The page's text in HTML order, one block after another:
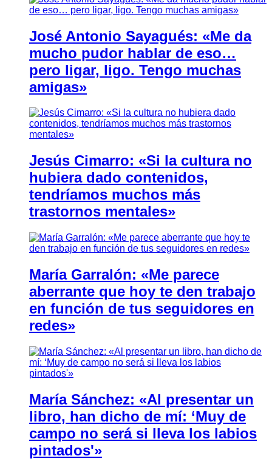
José Antonio Sayagués: «Me da
mucho pudor hablar de eso…
pero ligar, ligo. Tengo muchas
amigas»
Jesús Cimarro: «Si la cultura no
hubiera dado contenidos,
tendríamos muchos más
trastornos mentales»
María Garralón: «Me parece
aberrante que hoy te den trabajo
en función de tus seguidores en
redes»
María Sánchez: «Al presentar un
libro, han dicho de mí: ‘Muy de
campo no será si lleva los labios
pintados'»